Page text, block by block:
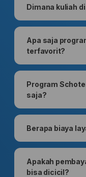
Dimana kuliah
Apa saja
terfavorit?
Program
saja?
Berapa biaya
Apakah pembayaran
bisa dicicil?